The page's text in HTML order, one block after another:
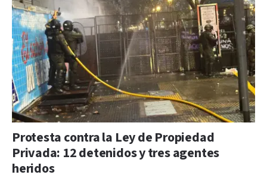
Protesta contra la Ley de Propiedad
Privada: 12 detenidos y tres agentes
heridos